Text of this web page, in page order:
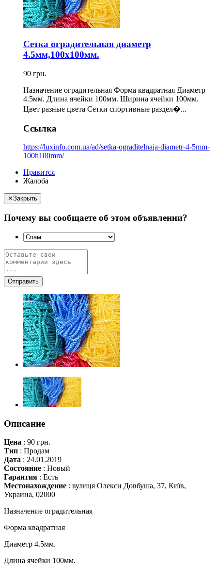
Сетка оградительная диаметр
4.5мм,100х100мм.
90 грн.
Назначение оградительная Форма квадратная Диаметр
4.5мм. Длина ячейки 100мм. Ширина ячейки 100мм.
Цвет разные цвета Сетки спортивные раздел�...
Ссылка
https://luxinfo.com.ua/ad/setka-ograditelnaja-diametr-4-5mm-
100h100mm/
Нравится
Жалоба
✕Закрыть
Почему вы сообщаете об этом объявлении?
Отправить
Описание
Цена : 90 грн.
Тип : Продам
Дата : 24.01.2019
Состояние : Новый
Гарантия : Есть
Местонахождение : вулиця Олекси Довбуша, 37, Київ,
Украина, 02000
Назначение оградительная
Форма квадратная
Диаметр 4.5мм.
Длина ячейки 100мм.